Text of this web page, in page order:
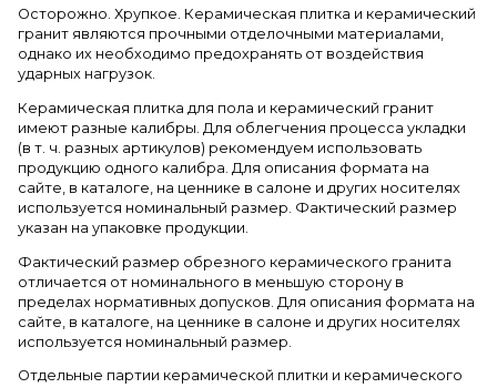
Осторожно. Хрупкое. Керамическая плитка и керамический
гранит являются прочными отделочными материалами,
однако их необходимо предохранять от воздействия
ударных нагрузок.
Керамическая плитка для пола и керамический гранит
имеют разные калибры. Для облегчения процесса укладки
(в т. ч. разных артикулов) рекомендуем использовать
продукцию одного калибра. Для описания формата на
сайте, в каталоге, на ценнике в салоне и других носителях
используется номинальный размер. Фактический размер
указан на упаковке продукции.
Фактический размер обрезного керамического гранита
отличается от номинального в меньшую сторону в
пределах нормативных допусков. Для описания формата на
сайте, в каталоге, на ценнике в салоне и других носителях
используется номинальный размер.
Отдельные партии керамической плитки и керамического